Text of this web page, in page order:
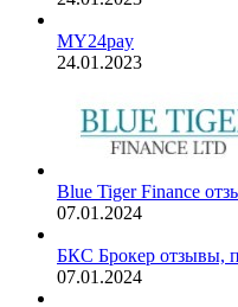
MY24pay
24.01.2023
Blue Tiger Finance
07.01.2024
БКС Брокер отзывы,
07.01.2024